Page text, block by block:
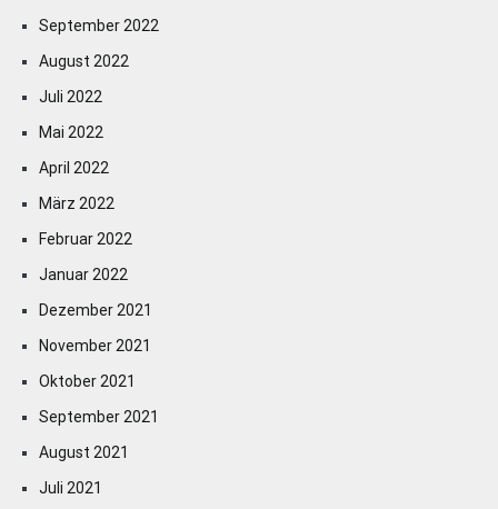
September 2022
August 2022
Juli 2022
Mai 2022
April 2022
März 2022
Februar 2022
Januar 2022
Dezember 2021
November 2021
Oktober 2021
September 2021
August 2021
Juli 2021